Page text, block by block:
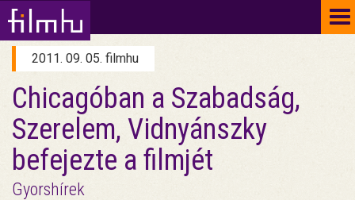
2011. 09. 05. filmhu
Chicagóban a Szabadság,
Szerelem, Vidnyánszky
befejezte a filmjét
Gyorshírek